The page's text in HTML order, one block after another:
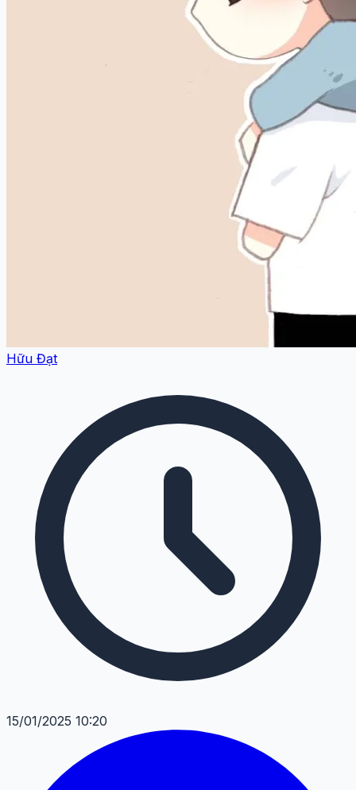
Hữu Đạt
15/01/2025 10:20